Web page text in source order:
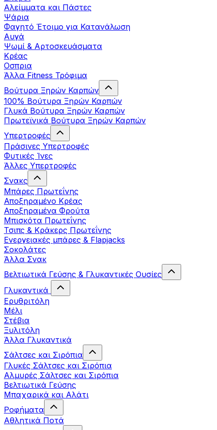
Αλείμματα και Πάστες
Ψάρια
Φαγητό Έτοιμο για Κατανάλωση
Αυγά
Ψωμί & Αρτοσκευάσματα
Κρέας
Οσπρια
Άλλα Fitness Τρόφιμα
Βούτυρα Ξηρών Καρπών
100% Βούτυρα Ξηρών Καρπών
Γλυκά Βούτυρα Ξηρών Καρπών
Πρωτεϊνικά Βούτυρα Ξηρών Καρπών
Υπερτροφές
Πράσινες Υπερτροφές
Φυτικές Ίνες
Άλλες Υπερτροφές
Σνακς
Μπάρες Πρωτεΐνης
Αποξηραμένο Κρέας
Αποξηραμένα Φρούτα
Μπισκότα Πρωτεΐνης
Τσιπς & Kράκερς Πρωτεΐνης
Ενεργειακές μπάρες & Flapjacks
Σοκολάτες
Άλλα Σνακ
Βελτιωτικά Γεύσης & Γλυκαντικές Ουσίες
Γλυκαντικά
Ερυθριτόλη
Μέλι
Στέβια
Ξυλιτόλη
Άλλα Γλυκαντικά
Σάλτσες και Σιρόπια
Γλυκές Σάλτσες και Σιρόπια
Αλμυρές Σάλτσες και Σιρόπια
Bελτιωτικά Γεύσης
Μπαχαρικά και Αλάτι
Ροφήματα
Αθλητικά Ποτά